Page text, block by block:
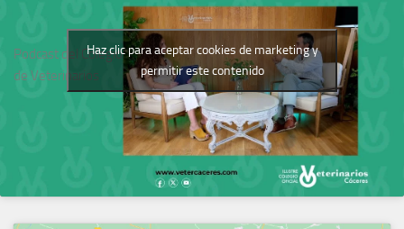
Podcast del Colegio
de Veterinarios
Haz clic para aceptar cookies de marketing y
permitir este contenido